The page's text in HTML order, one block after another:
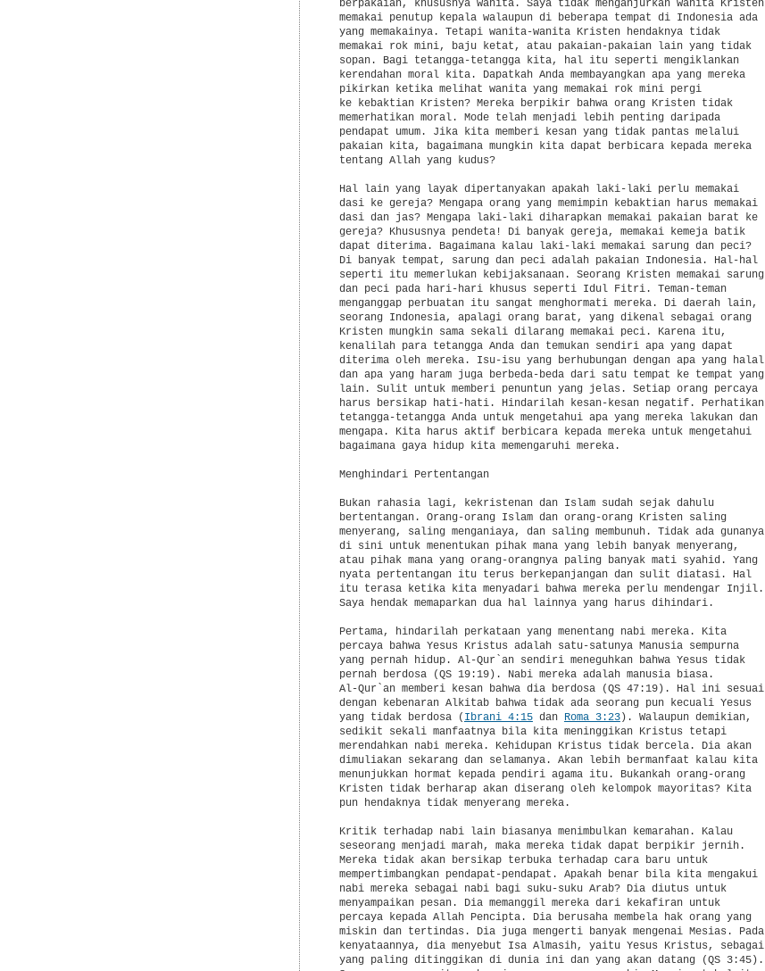
  berpakaian, khususnya wanita. Saya tidak menganjurkan wanita Kristen
  memakai penutup kepala walaupun di beberapa tempat di Indonesia ada
  yang memakainya. Tetapi wanita-wanita Kristen hendaknya tidak
  memakai rok mini, baju ketat, atau pakaian-pakaian lain yang tidak
  sopan. Bagi tetangga-tetangga kita, hal itu seperti mengiklankan
  kerendahan moral kita. Dapatkah Anda membayangkan apa yang mereka
  pikirkan ketika melihat wanita yang memakai rok mini pergi
  ke kebaktian Kristen? Mereka berpikir bahwa orang Kristen tidak
  memerhatikan moral. Mode telah menjadi lebih penting daripada
  pendapat umum. Jika kita memberi kesan yang tidak pantas melalui
  pakaian kita, bagaimana mungkin kita dapat berbicara kepada mereka
  tentang Allah yang kudus?
  Hal lain yang layak dipertanyakan apakah laki-laki perlu memakai
  dasi ke gereja? Mengapa orang yang memimpin kebaktian harus memakai
  dasi dan jas? Mengapa laki-laki diharapkan memakai pakaian barat ke
  gereja? Khususnya pendeta! Di banyak gereja, memakai kemeja batik
  dapat diterima. Bagaimana kalau laki-laki memakai sarung dan peci?
  Di banyak tempat, sarung dan peci adalah pakaian Indonesia. Hal-hal
  seperti itu memerlukan kebijaksanaan. Seorang Kristen memakai sarung
  dan peci pada hari-hari khusus seperti Idul Fitri. Teman-teman
  menganggap perbuatan itu sangat menghormati mereka. Di daerah lain,
  seorang Indonesia, apalagi orang barat, yang dikenal sebagai orang
  Kristen mungkin sama sekali dilarang memakai peci. Karena itu,
  kenalilah para tetangga Anda dan temukan sendiri apa yang dapat
  diterima oleh mereka. Isu-isu yang berhubungan dengan apa yang halal
  dan apa yang haram juga berbeda-beda dari satu tempat ke tempat yang
  lain. Sulit untuk memberi penuntun yang jelas. Setiap orang percaya
  harus bersikap hati-hati. Hindarilah kesan-kesan negatif. Perhatikan
  tetangga-tetangga Anda untuk mengetahui apa yang mereka lakukan dan
  mengapa. Kita harus aktif berbicara kepada mereka untuk mengetahui
  bagaimana gaya hidup kita memengaruhi mereka.
  Menghindari Pertentangan
  Bukan rahasia lagi, kekristenan dan Islam sudah sejak dahulu
  bertentangan. Orang-orang Islam dan orang-orang Kristen saling
  menyerang, saling menganiaya, dan saling membunuh. Tidak ada gunanya
  di sini untuk menentukan pihak mana yang lebih banyak menyerang,
  atau pihak mana yang orang-orangnya paling banyak mati syahid. Yang
  nyata pertentangan itu terus berkepanjangan dan sulit diatasi. Hal
  itu terasa ketika kita menyadari bahwa mereka perlu mendengar Injil.
  Saya hendak memaparkan dua hal lainnya yang harus dihindari.
  Pertama, hindarilah perkataan yang menentang nabi mereka. Kita
  percaya bahwa Yesus Kristus adalah satu-satunya Manusia sempurna
  yang pernah hidup. Al-Qur`an sendiri meneguhkan bahwa Yesus tidak
  pernah berdosa (QS 19:19). Nabi mereka adalah manusia biasa.
  Al-Qur`an memberi kesan bahwa dia berdosa (QS 47:19). Hal ini sesuai
  dengan kebenaran Alkitab bahwa tidak ada seorang pun kecuali Yesus
  yang tidak berdosa (
Ibrani 4:15 dan Roma 3:23). Walaupun demikian,
  sedikit sekali manfaatnya bila kita meninggikan Kristus tetapi
  merendahkan nabi mereka. Kehidupan Kristus tidak bercela. Dia akan
  dimuliakan sekarang dan selamanya. Akan lebih bermanfaat kalau kita
  menunjukkan hormat kepada pendiri agama itu. Bukankah orang-orang
  Kristen tidak berharap akan diserang oleh kelompok mayoritas? Kita
  pun hendaknya tidak menyerang mereka.
  Kritik terhadap nabi lain biasanya menimbulkan kemarahan. Kalau
  seseorang menjadi marah, maka mereka tidak dapat berpikir jernih.
  Mereka tidak akan bersikap terbuka terhadap cara baru untuk
  mempertimbangkan pendapat-pendapat. Apakah benar bila kita mengakui
  nabi mereka sebagai nabi bagi suku-suku Arab? Dia diutus untuk
  menyampaikan pesan. Dia memanggil mereka dari kekafiran untuk
  percaya kepada Allah Pencipta. Dia berusaha membela hak orang yang
  miskin dan tertindas. Dia juga mengerti banyak mengenai Mesias. Pada
  kenyataannya, dia menyebut Isa Almasih, yaitu Yesus Kristus, sebagai
  yang paling ditinggikan di dunia ini dan yang akan datang (QS 3:45).